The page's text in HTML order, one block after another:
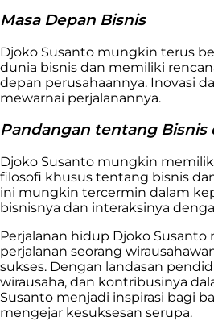
Masa Depan Bisnis
Djoko Susanto mungkin terus
dunia bisnis dan memiliki
depan perusahaannya. Inovasi
mewarnai perjalanannya.
Pandangan tentang Bisnis
Djoko Susanto mungkin
filosofi khusus tentang bisnis
ini mungkin tercermin dalam
bisnisnya dan interaksinya
Perjalanan hidup Djoko
perjalanan seorang
sukses. Dengan landasan
wirausaha, dan kontribusinya
Susanto menjadi inspirasi bagi
mengejar kesuksesan serupa.